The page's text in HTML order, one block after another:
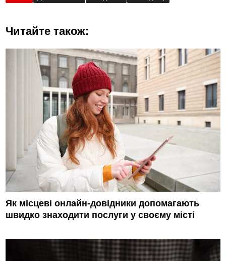
Читайте також:
Як місцеві онлайн-довідники допомагають
швидко знаходити послуги у своєму місті